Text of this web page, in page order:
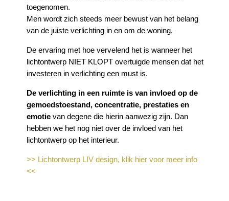
toegenomen.
Men wordt zich steeds meer bewust van het belang
van de juiste verlichting in en om de woning.
De ervaring met hoe vervelend het is wanneer het
lichtontwerp NIET KLOPT overtuigde mensen dat het
investeren in verlichting een must is.
De verlichting in een ruimte is van invloed op de
gemoedstoestand, concentratie, prestaties en
emotievan degene die hierin aanwezig zijn. Dan
hebben we het nog niet over de invloed van het
lichtontwerp op het interieur.
>> Lichtontwerp LIV design, klik hier voor meer info
<<